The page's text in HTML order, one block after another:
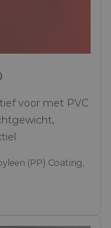
voor met PVC
(PP) Coating,